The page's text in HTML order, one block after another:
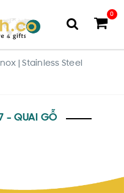
0
| Stainless Steel
- QUAI GỖ